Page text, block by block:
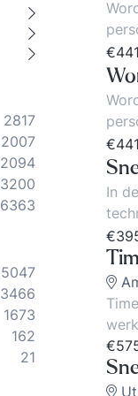
2817
2007
2094
3200
6363
5047
3466
1673
162
21
dag
de
€441
van
of
tab
een
rol
€441
In
zijn
onze
en
voor
Een